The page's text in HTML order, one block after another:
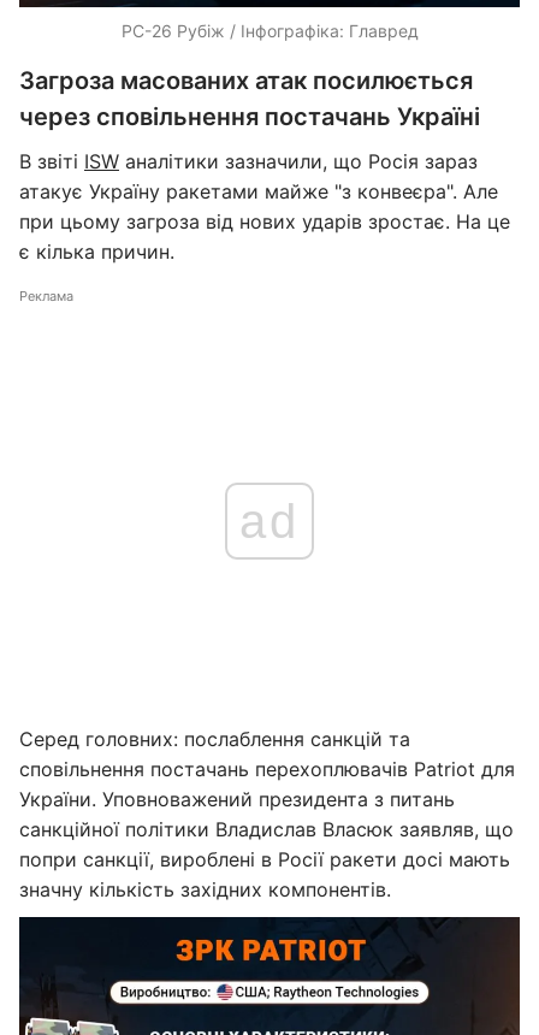
РС-26 Рубіж / Інфографіка: Главред
Загроза масованих атак посилюється
через сповільнення постачань Україні
В звіті ISW аналітики зазначили, що Росія зараз
атакує Україну ракетами майже "з конвеєра". Але
при цьому загроза від нових ударів зростає. На це
є кілька причин.
Реклама
ad
Серед головних: послаблення санкцій та
сповільнення постачань перехоплювачів Patriot для
України. Уповноважений президента з питань
санкційної політики Владислав Власюк заявляв, що
попри санкції, вироблені в Росії ракети досі мають
значну кількість західних компонентів.